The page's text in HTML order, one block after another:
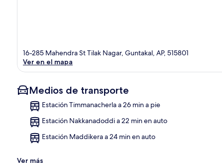
16-285 Mahendra St Tilak Nagar, Guntakal, AP, 515801
Ver en el mapa
Medios de transporte
Estación Timmanacherla a 26 min a pie
Estación Nakkanadoddi a 22 min en auto
Estación Maddikera a 24 min en auto
Ver más